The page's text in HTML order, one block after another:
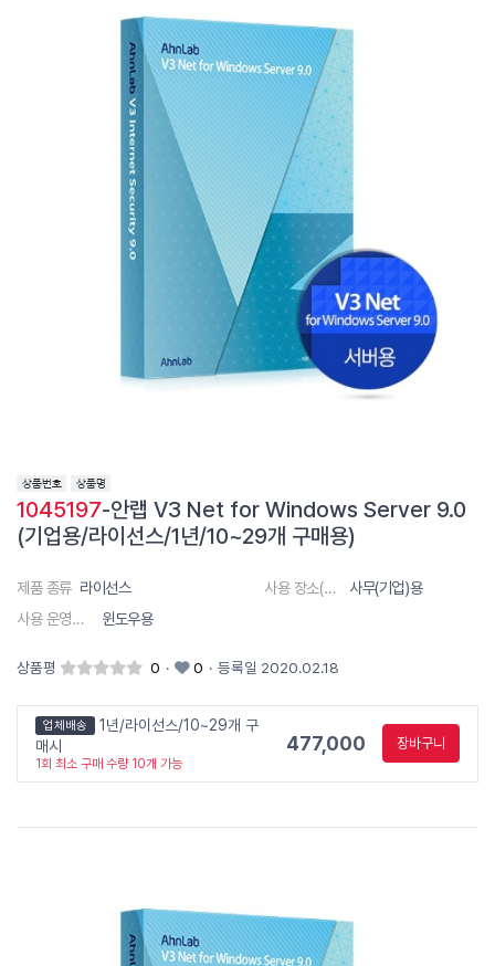
1045197-안랩 V3 Net for Windows Server 9.0
(기업용/라이선스/1년/10~29개 구매용)
제품 종류 라이선스 사용 장소(대상)
사무(기업)용
사용 운영체제
윈도우용
상품평 0 · 0 · 등록일 2020.02.18
업체배송
1년/라이선스/10~29개 구
매시
1회 최소 구매 수량 10개 가능
477,000 장바구니